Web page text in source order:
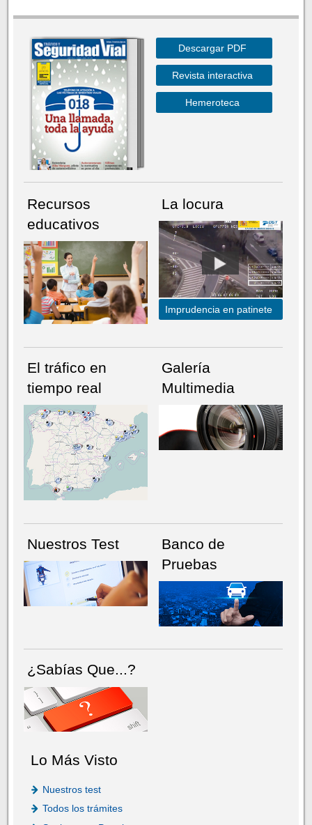
NÚMERO ACTUALHEMEROTECA
Descargar PDF
Revista interactiva
Hemeroteca
Recursos
educativos
La locura
Imprudencia en patinete
El tráfico en
tiempo real
Galería
Multimedia
Nuestros Test
Banco de
Pruebas
¿Sabías Que...?
Lo Más Visto
Nuestros test
Todos los trámites